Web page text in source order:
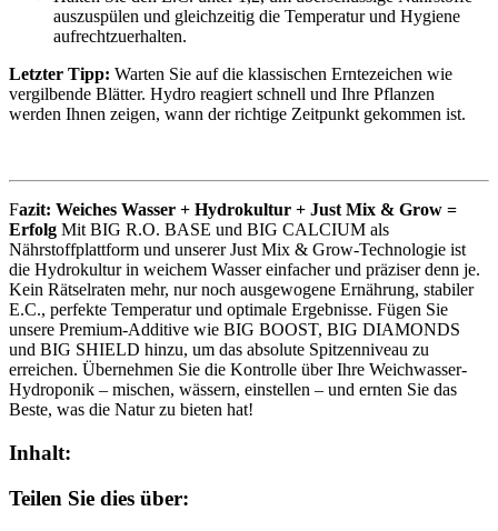
auszuspülen und gleichzeitig die Temperatur und Hygiene
aufrechtzuerhalten.
Letzter Tipp: Warten Sie auf die klassischen Erntezeichen wie
vergilbende Blätter. Hydro reagiert schnell und Ihre Pflanzen
werden Ihnen zeigen, wann der richtige Zeitpunkt gekommen ist.
Fazit: Weiches Wasser + Hydrokultur + Just Mix & Grow =
Erfolg Mit BIG R.O. BASE und BIG CALCIUM als
Nährstoffplattform und unserer Just Mix & Grow-Technologie ist
die Hydrokultur in weichem Wasser einfacher und präziser denn je.
Kein Rätselraten mehr, nur noch ausgewogene Ernährung, stabiler
E.C., perfekte Temperatur und optimale Ergebnisse. Fügen Sie
unsere Premium-Additive wie BIG BOOST, BIG DIAMONDS
und BIG SHIELD hinzu, um das absolute Spitzenniveau zu
erreichen. Übernehmen Sie die Kontrolle über Ihre Weichwasser-
Hydroponik – mischen, wässern, einstellen – und ernten Sie das
Beste, was die Natur zu bieten hat!
Inhalt:
Teilen Sie dies über: